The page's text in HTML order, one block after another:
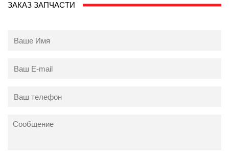
ЗАКАЗ ЗАПЧАСТИ